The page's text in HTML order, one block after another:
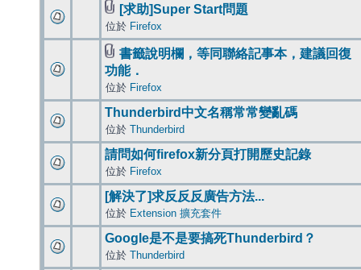
[求助]Super Start問題
位於 Firefox
書籤說明欄，等同聯絡記事本，建議回復
功能．
位於 Firefox
Thunderbird中文名稱常常變亂碼
位於 Thunderbird
請問如何firefox新分頁打開歷史記錄
位於 Firefox
[解決了]求反反反廣告方法...
位於 Extension 擴充套件
Google是不是要搞死Thunderbird？
位於 Thunderbird